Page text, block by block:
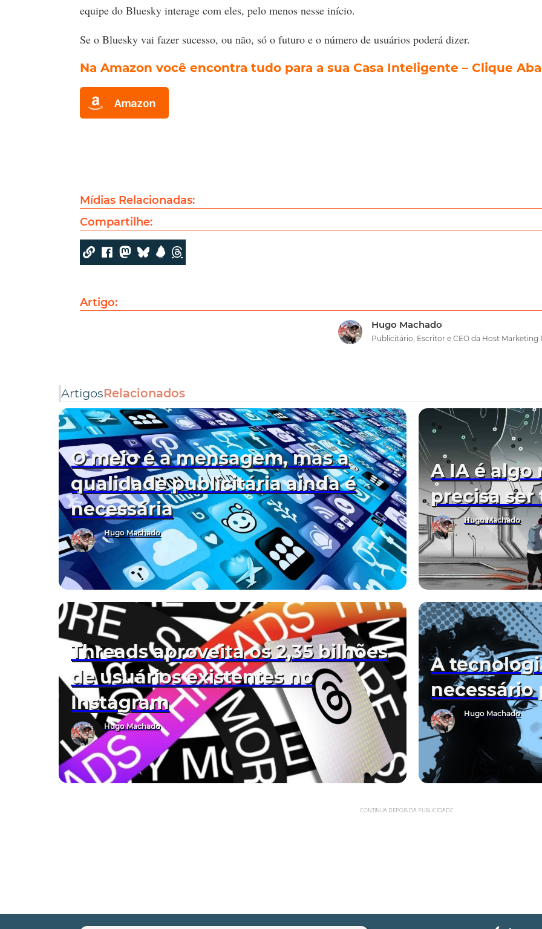
equipe do Bluesky interage com eles, pelo menos nesse início.
Se o Bluesky vai fazer sucesso, ou não, só o futuro e o número de usuários poderá dizer.
Na Amazon você encontra tudo para a sua Casa Inteligente – Clique
Mídias Relacionadas:
Compartilhe:
Artigo:
Hugo Machado
Publicitário, Escritor e CEO da Host Marketing
ArtigosRelacionados
O meio é a mensagem, mas a
qualidade publicitária ainda é
necessária
Hugo Machado
A IA é algo
precisa
Hugo Machado
Threads aproveita os 2,35 bilhões
de usuários existentes no
Instagram
Hugo Machado
A
necessário
Hugo Machado
CONTINUA DEPOIS DA PUBLICIDADE